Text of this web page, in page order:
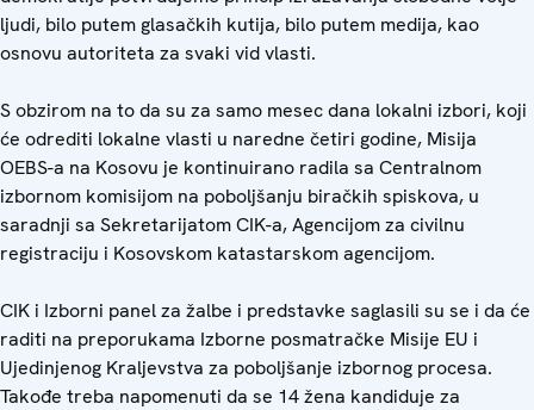
ljudi, bilo putem glasačkih kutija, bilo putem medija, kao
osnovu autoriteta za svaki vid vlasti.
S obzirom na to da su za samo mesec dana lokalni izbori, koji
će odrediti lokalne vlasti u naredne četiri godine, Misija
OEBS-a na Kosovu je kontinuirano radila sa Centralnom
izbornom komisijom na poboljšanju biračkih spiskova, u
saradnji sa Sekretarijatom CIK-a, Agencijom za civilnu
registraciju i Kosovskom katastarskom agencijom.
CIK i Izborni panel za žalbe i predstavke saglasili su se i da će
raditi na preporukama Izborne posmatračke Misije EU i
Ujedinjenog Kraljevstva za poboljšanje izbornog procesa.
Takođe treba napomenuti da se 14 žena kandiduje za